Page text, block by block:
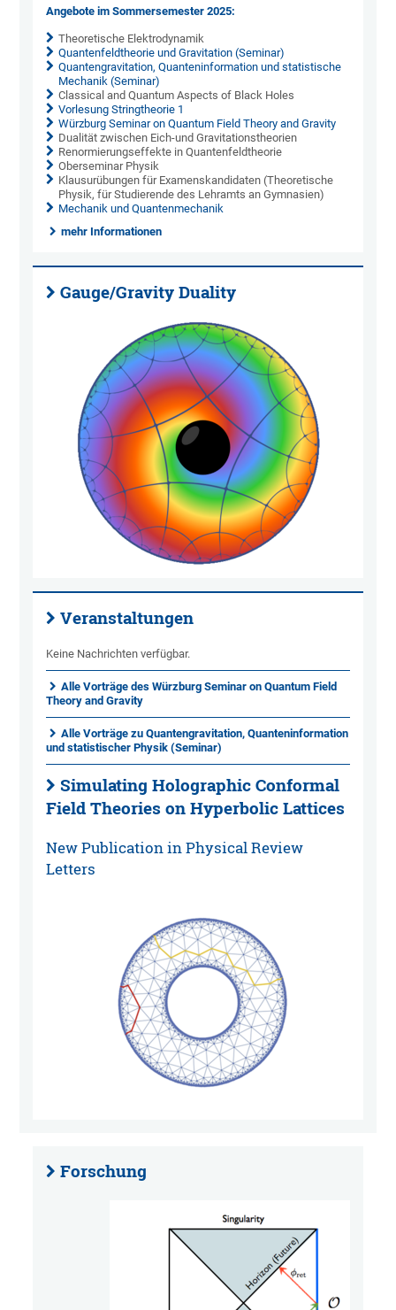
Angebote im Sommersemester 2025:
Theoretische Elektrodynamik
Quantenfeldtheorie und Gravitation (Seminar)
Quantengravitation, Quanteninformation und statistische
Mechanik (Seminar)
Classical and Quantum Aspects of Black Holes
Vorlesung Stringtheorie 1
Würzburg Seminar on Quantum Field Theory and Gravity
Dualität zwischen Eich-und Gravitationstheorien
Renormierungseffekte in Quantenfeldtheorie
Oberseminar Physik
Klausurübungen für Examenskandidaten (Theoretische
Physik, für Studierende des Lehramts an Gymnasien)
Mechanik und Quantenmechanik
mehr Informationen
Gauge/Gravity Duality
Veranstaltungen
Keine Nachrichten verfügbar.
Alle Vorträge des Würzburg Seminar on Quantum Field
Theory and Gravity
Alle Vorträge zu Quantengravitation, Quanteninformation
und statistischer Physik (Seminar)
Simulating Holographic Conformal
Field Theories on Hyperbolic Lattices
New Publication in Physical Review
Letters
Forschung